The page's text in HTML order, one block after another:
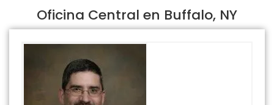
Oficina Central en Buffalo, NY